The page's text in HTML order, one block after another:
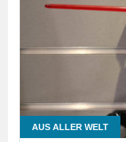
AUS ALLER WELT